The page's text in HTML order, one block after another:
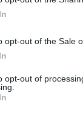
opt-out of the Sale
opt-out of
na 1,6E
příjem BBC a